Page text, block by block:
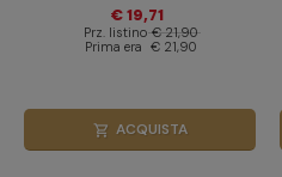
€ 19,71
Prz. listino € 21,90
Prima era € 21,90
shopping_cart ACQUISTA